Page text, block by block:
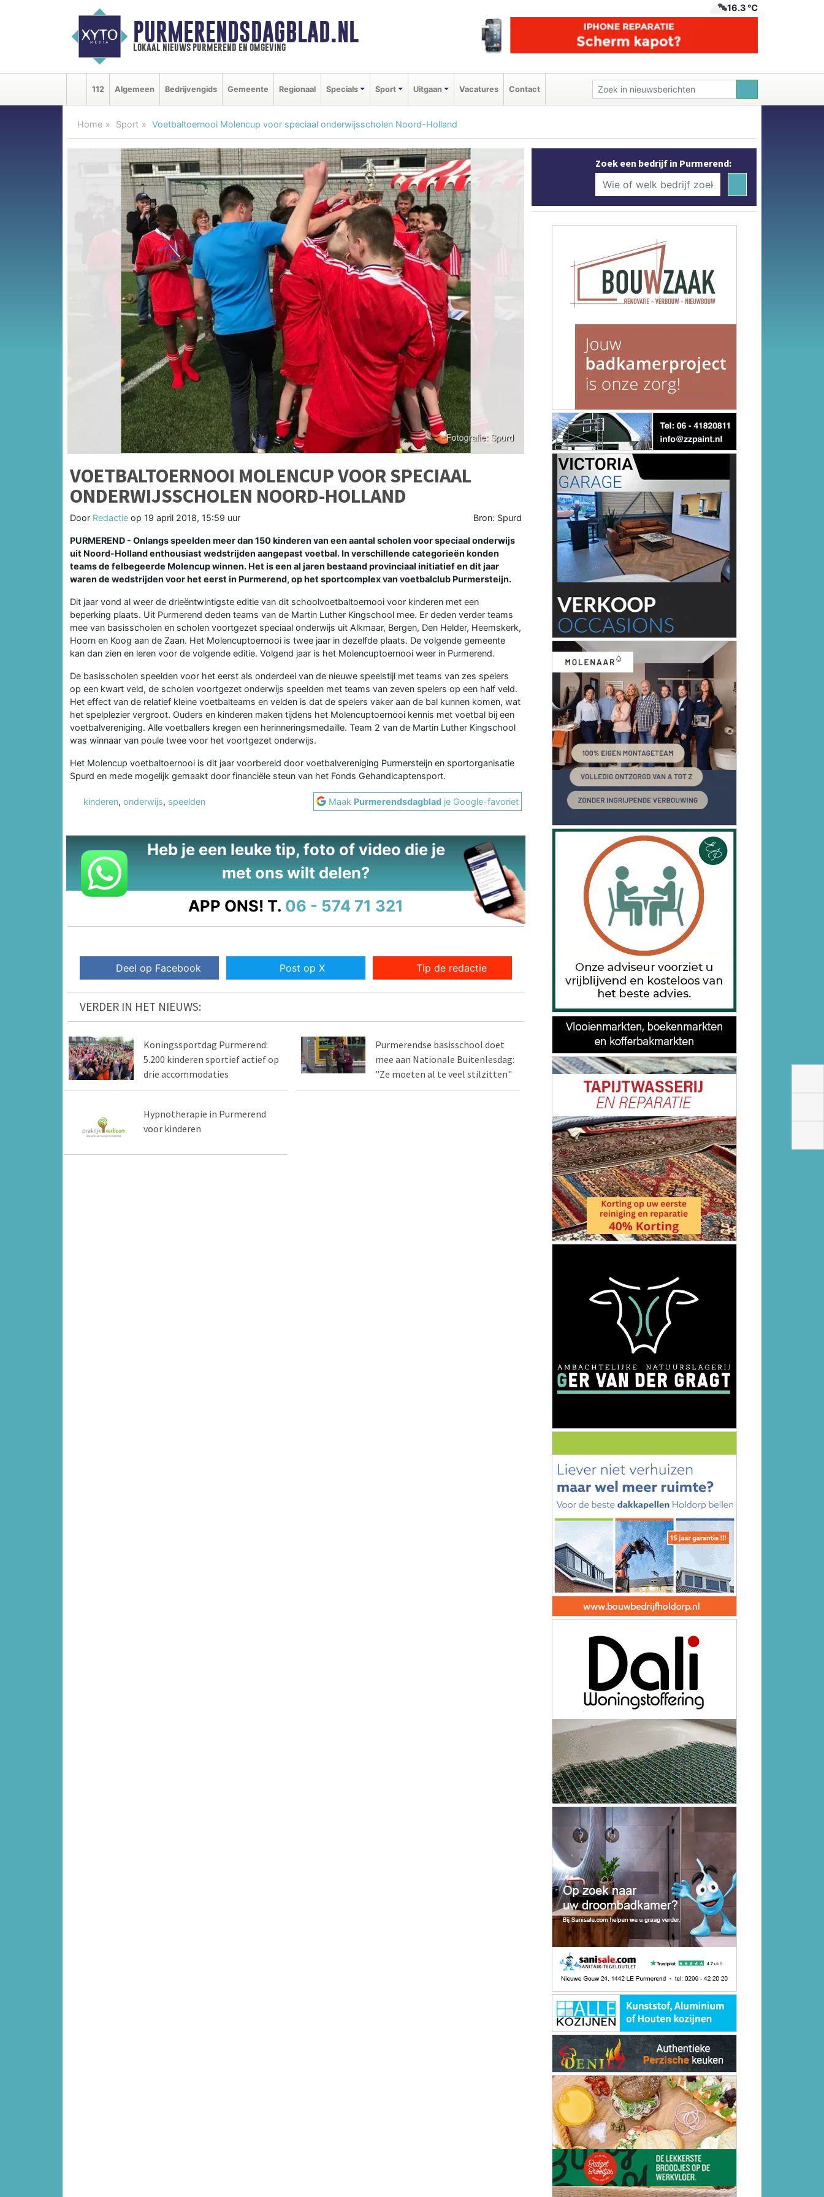
PURMERENDSDAGBLAD.NL
lokaal nieuws purmerend en omgeving
16.3 ℃
112 Algemeen Bedrijvengids Gemeente Regionaal Specials Sport Uitgaan Vacatures Contact
Home Sport Voetbaltoernooi Molencup voor speciaal onderwijsscholen Noord-Holland
VOETBALTOERNOOI MOLENCUP VOOR SPECIAAL
ONDERWIJSSCHOLEN NOORD-HOLLAND
Door Redactie op 19 april 2018, 15:59 uur Bron: Spurd
PURMEREND - Onlangs speelden meer dan 150 kinderen van een aantal scholen voor speciaal onderwijs
uit Noord-Holland enthousiast wedstrijden aangepast voetbal. In verschillende categorieën konden
teams de felbegeerde Molencup winnen. Het is een al jaren bestaand provinciaal initiatief en dit jaar
waren de wedstrijden voor het eerst in Purmerend, op het sportcomplex van voetbalclub Purmersteijn.
Dit jaar vond al weer de drieëntwintigste editie van dit schoolvoetbaltoernooi voor kinderen met een
beperking plaats. Uit Purmerend deden teams van de Martin Luther Kingschool mee. Er deden verder teams
mee van basisscholen en scholen voortgezet speciaal onderwijs uit Alkmaar, Bergen, Den Helder, Heemskerk,
Hoorn en Koog aan de Zaan. Het Molencuptoernooi is twee jaar in dezelfde plaats. De volgende gemeente
kan dan zien en leren voor de volgende editie. Volgend jaar is het Molencuptoernooi weer in Purmerend.
De basisscholen speelden voor het eerst als onderdeel van de nieuwe speelstijl met teams van zes spelers
op een kwart veld, de scholen voortgezet onderwijs speelden met teams van zeven spelers op een half veld.
Het effect van de relatief kleine voetbalteams en velden is dat de spelers vaker aan de bal kunnen komen, wat
het spelplezier vergroot. Ouders en kinderen maken tijdens het Molencuptoernooi kennis met voetbal bij een
voetbalvereniging. Alle voetballers kregen een herinneringsmedaille. Team 2 van de Martin Luther Kingschool
was winnaar van poule twee voor het voortgezet onderwijs.
Het Molencup voetbaltoernooi is dit jaar voorbereid door voetbalvereniging Purmersteijn en sportorganisatie
Spurd en mede mogelijk gemaakt door financiële steun van het Fonds Gehandicaptensport.
kinderen, onderwijs, speelden Maak Purmerendsdagblad je Google-favoriet
Heb je een leuke tip, foto of video die je
met ons wilt delen?
APP ONS! T. 06 - 574 71 321
Deel op Facebook Post op X Tip de redactie
VERDER IN HET NIEUWS:
Koningssportdag Purmerend:
5.200 kinderen sportief actief op
drie accommodaties
Purmerendse basisschool doet
mee aan Nationale Buitenlesdag:
"Ze moeten al te veel stilzitten"
Hypnotherapie in Purmerend
voor kinderen
Zoek een bedrijf in Purmerend: